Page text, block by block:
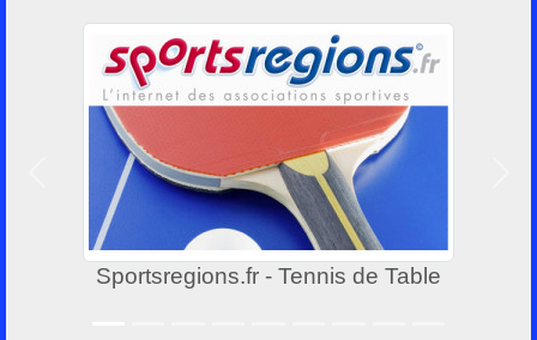
Sportsregions.fr - Tennis de Table
Précedent